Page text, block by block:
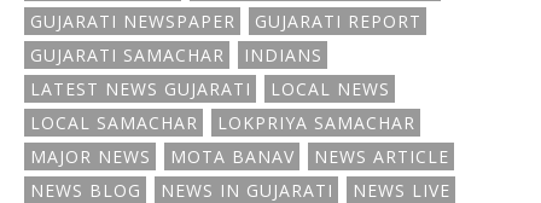
GUJARATI NEWSPAPER
GUJARATI REPORT
GUJARATI SAMACHAR
INDIANS
LATEST NEWS GUJARATI
LOCAL NEWS
LOCAL SAMACHAR
LOKPRIYA SAMACHAR
MAJOR NEWS
MOTA BANAV
NEWS ARTICLE
NEWS BLOG
NEWS IN GUJARATI
NEWS LIVE